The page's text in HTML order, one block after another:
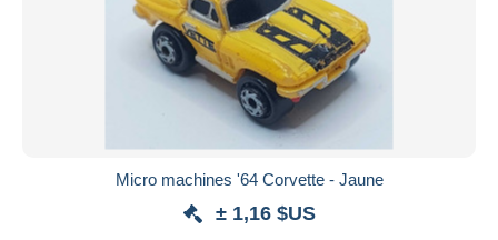
Micro machines '64 Corvette - Jaune
± 1,16 $US